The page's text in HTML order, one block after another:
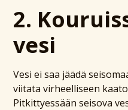
2.
vesi
Vesi ei saa jäädä
viitata virheelliseen
Pitkittyessään seisova